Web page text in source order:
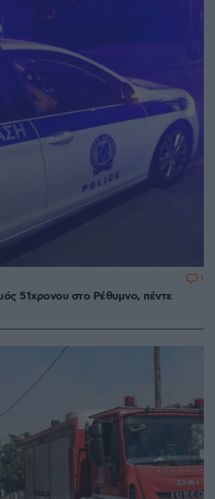
51χρονου στο Ρέθυμνο, πέντε
1